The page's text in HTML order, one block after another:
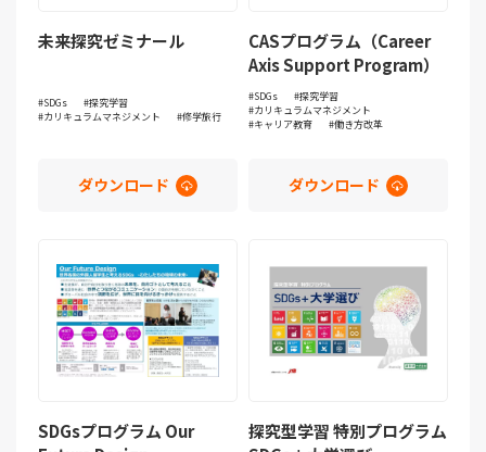
未来探究ゼミナール
SDGs
探究学習
カリキュラムマネジメント
修学旅行
ダウンロード
CASプログラム（Career
Axis Support Program）
SDGs
探究学習
カリキュラムマネジメント
キャリア教育
働き方改革
ダウンロード
SDGsプログラム Our
探究型学習 特別プログラム